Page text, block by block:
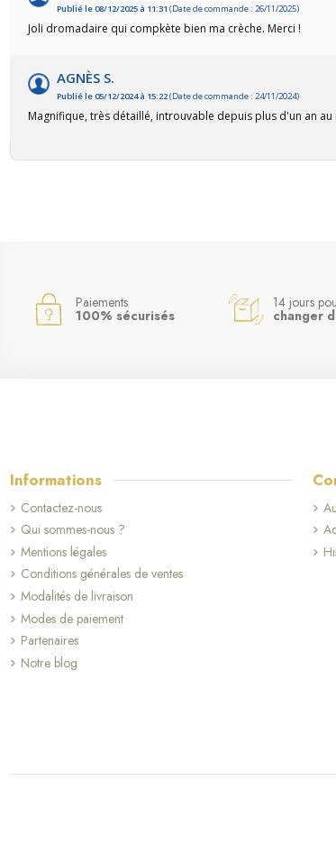
Publié le 08/12/2025 à 11:31 (Date de commande : 26/11/2025)
Joli dromadaire qui compkète bien ma crèche. Merci !
AGNÈS S.
Publié le 05/12/2024 à 15:22(Date de commande : 24/11/2024)
Magnifique, très détaillé, introuvable depuis plus d'un an
Paiements
100% sécurisés
14 jours
changer
Informations
Contactez-nous
Qui sommes-nous ?
Mentions légales
Conditions générales de ventes
Modalités de livraison
Modes de paiement
Partenaires
Notre blog